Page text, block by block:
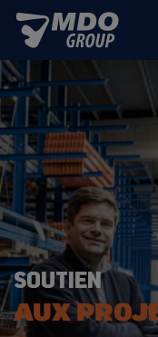
SOUTIEN
AUX